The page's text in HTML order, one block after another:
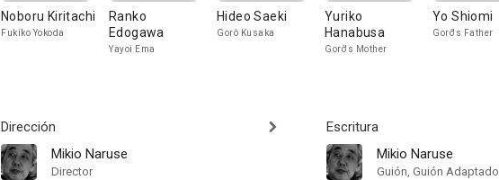
Noboru Kiritachi
Fukiko Yokoda
Ranko
Edogawa
Yayoi Ema
Hideo Saeki
Gorô Kusaka
Yuriko
Hanabusa
Gorô's Mother
Yo Shiomi
Gorô's Father
Dirección
Mikio Naruse
Director
Escritura
Mikio Naruse
Guión, Guión Adaptado